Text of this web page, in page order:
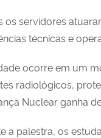
os servidores
técnicas e
ocorre em um
radiológicos,
Nuclear ganha
a palestra, os